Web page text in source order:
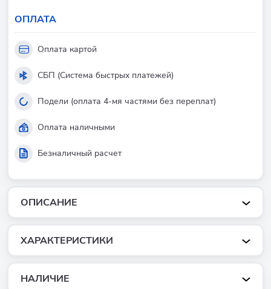
ОПИСАНИЕ
ХАРАКТЕРИСТИКИ
НАЛИЧИЕ
ОПЛАТА
Оплата картой
СБП (Система быстрых платежей)
Подели (оплата 4-мя частями без переплат)
Оплата наличными
Безналичный расчет